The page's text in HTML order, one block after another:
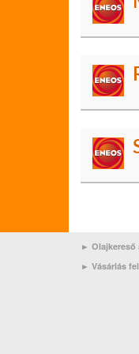
►
► Vásárlás